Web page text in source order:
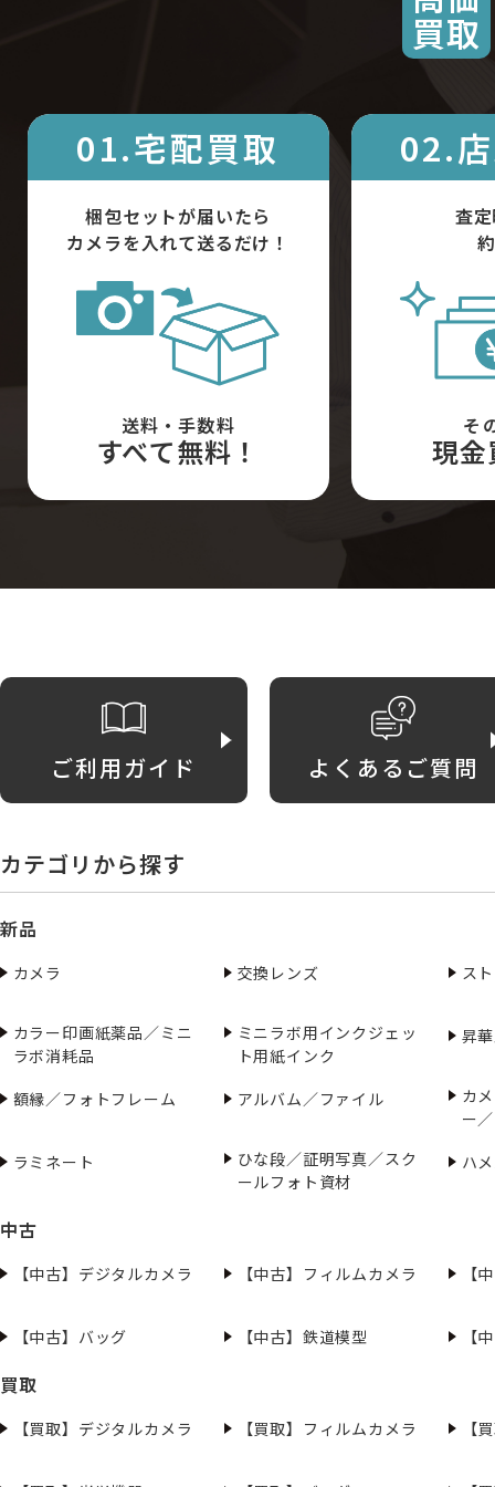
買取
01.宅配買取
梱包セットが届いたら
カメラを入れて送るだけ！
送料・手数料
すべて無料！
02.
査
そ
現
ご利用ガイド よくあるご質問
カテゴリから探す
新品
カメラ 交換レンズ ス
カラー印画紙薬品／ミニ
ラボ消耗品
ミニラボ用インクジェッ
ト用紙インク
昇
額縁／フォトフレーム アルバム／ファイル
カ
ー
ラミネート
ひな段／証明写真／スク
ールフォト資材
ハ
中古
【中古】デジタルカメラ 【中古】フィルムカメラ 【
【中古】バッグ 【中古】鉄道模型 【
買取
【買取】デジタルカメラ 【買取】フィルムカメラ 【